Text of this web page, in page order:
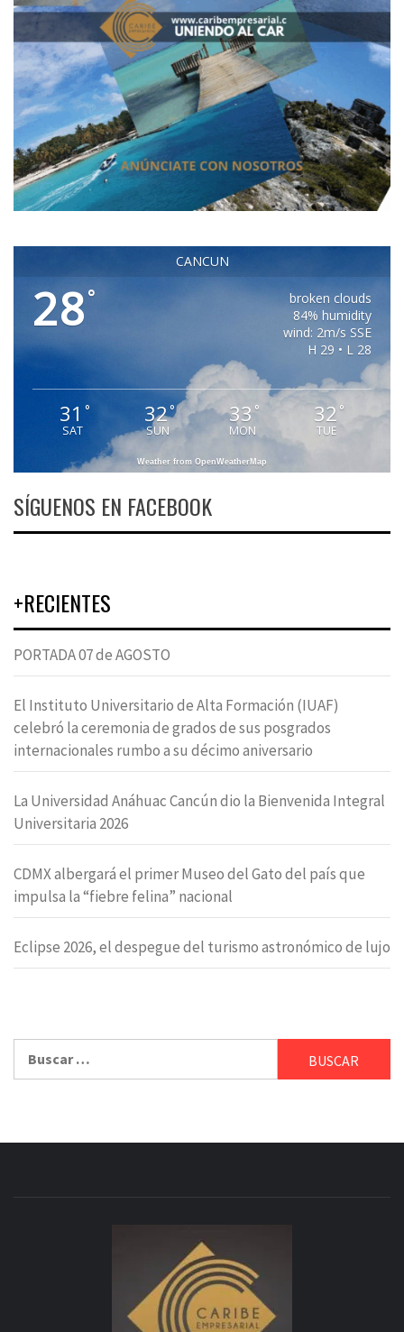
CANCUN
28°
broken clouds
84% humidity
wind: 2m/s SSE
H 29 • L 28
31 °
SAT
32°
SUN
33 °
MON
32 °
TUE
Weather from OpenWeatherMap
SÍGUENOS EN FACEBOOK
+RECIENTES
PORTADA 07 de AGOSTO
El Instituto Universitario de Alta Formación (IUAF)
celebró la ceremonia de grados de sus posgrados
internacionales rumbo a su décimo aniversario
La Universidad Anáhuac Cancún dio la Bienvenida Integral
Universitaria 2026
CDMX albergará el primer Museo del Gato del país que
impulsa la “fiebre felina” nacional
Eclipse 2026, el despegue del turismo astronómico de lujo